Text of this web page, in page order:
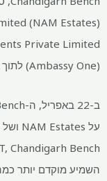
Private Limited
(Ambassy One) לתוך Indiabulls Real Estate Ltd (IBREL).
השמיע מוקדם יותר